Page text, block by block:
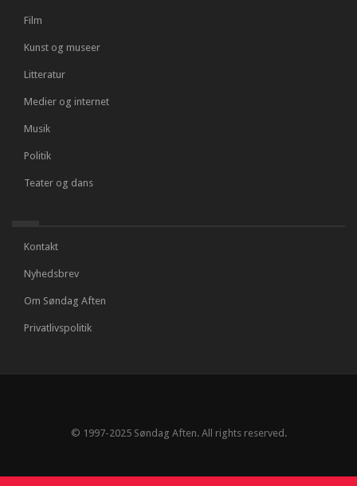
Film
Kunst og museer
Litteratur
Medier og internet
Musik
Politik
Teater og dans
Kontakt
Nyhedsbrev
Om Søndag Aften
Privatlivspolitik
© 1997-2025 Søndag Aften. All rights reserved.